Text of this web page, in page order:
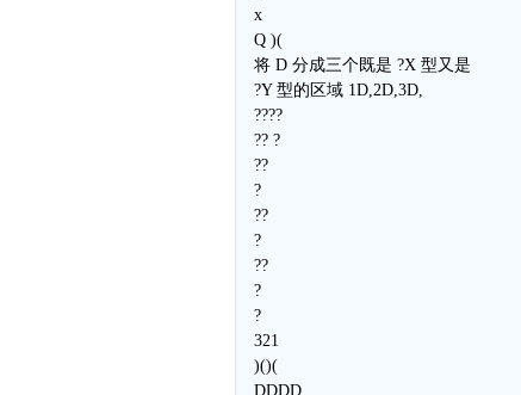
x
Q )(
将 D 分成三个既是 ?X 型又是
?Y 型的区域 1D,2D,3D,
????
?? ?
??
?
??
?
??
?
?
321
)()(
DDDD